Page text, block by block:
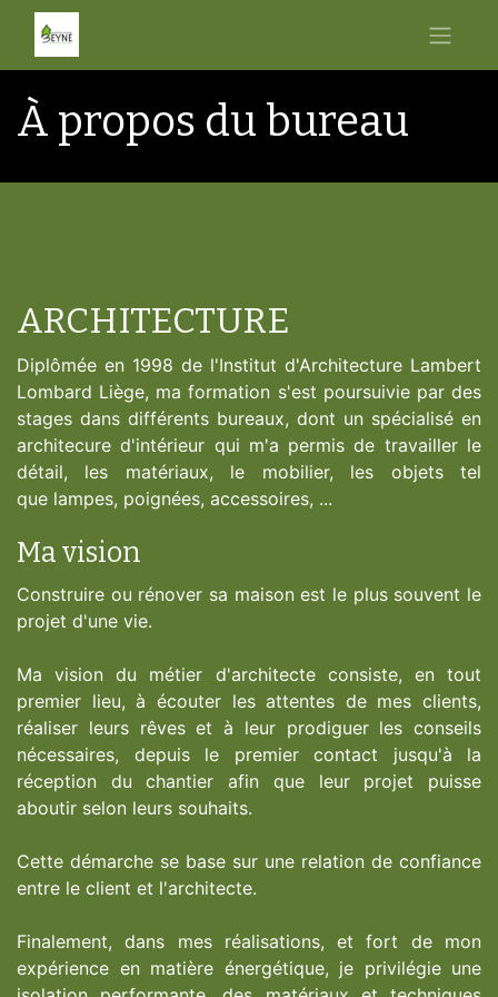
À propos du bureau
ARCHITECTURE
Diplômée en 1998 de l'Institut d'Architecture Lambert
Lombard Liège, ma formation s'est poursuivie par des
stages dans différents bureaux, dont un spécialisé en
architecure d'intérieur qui m'a permis de travailler le
détail, les matériaux, le mobilier, les objets tel
que lampes, poignées, accessoires, ...
Ma vision
Construire ou rénover sa maison est le plus souvent le
projet d'une vie.
Ma vision du métier d'architecte consiste, en tout
premier lieu, à écouter les attentes de mes clients,
réaliser leurs rêves et à leur prodiguer les conseils
nécessaires, depuis le premier contact jusqu'à la
réception du chantier afin que leur projet puisse
aboutir selon leurs souhaits.
Cette démarche se base sur une relation de confiance
entre le client et l'architecte.
Finalement, dans mes réalisations, et fort de mon
expérience en matière énergétique, je privilégie une